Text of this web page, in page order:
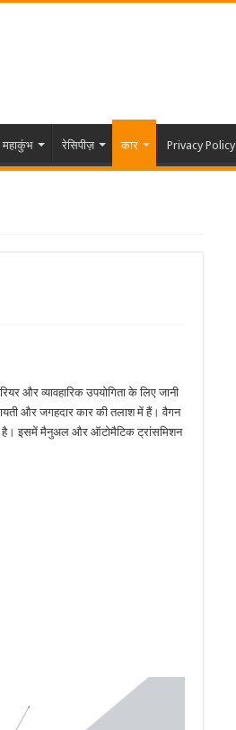
महाकुंभ रेसिपीज़ कार Privacy Policy
और व्यावहारिक उपयोगिता के लिए जानी
और जगहदार कार की तलाश में हैं। वैगन
है। इसमें मैनुअल और ऑटोमैटिक ट्रांसमिशन